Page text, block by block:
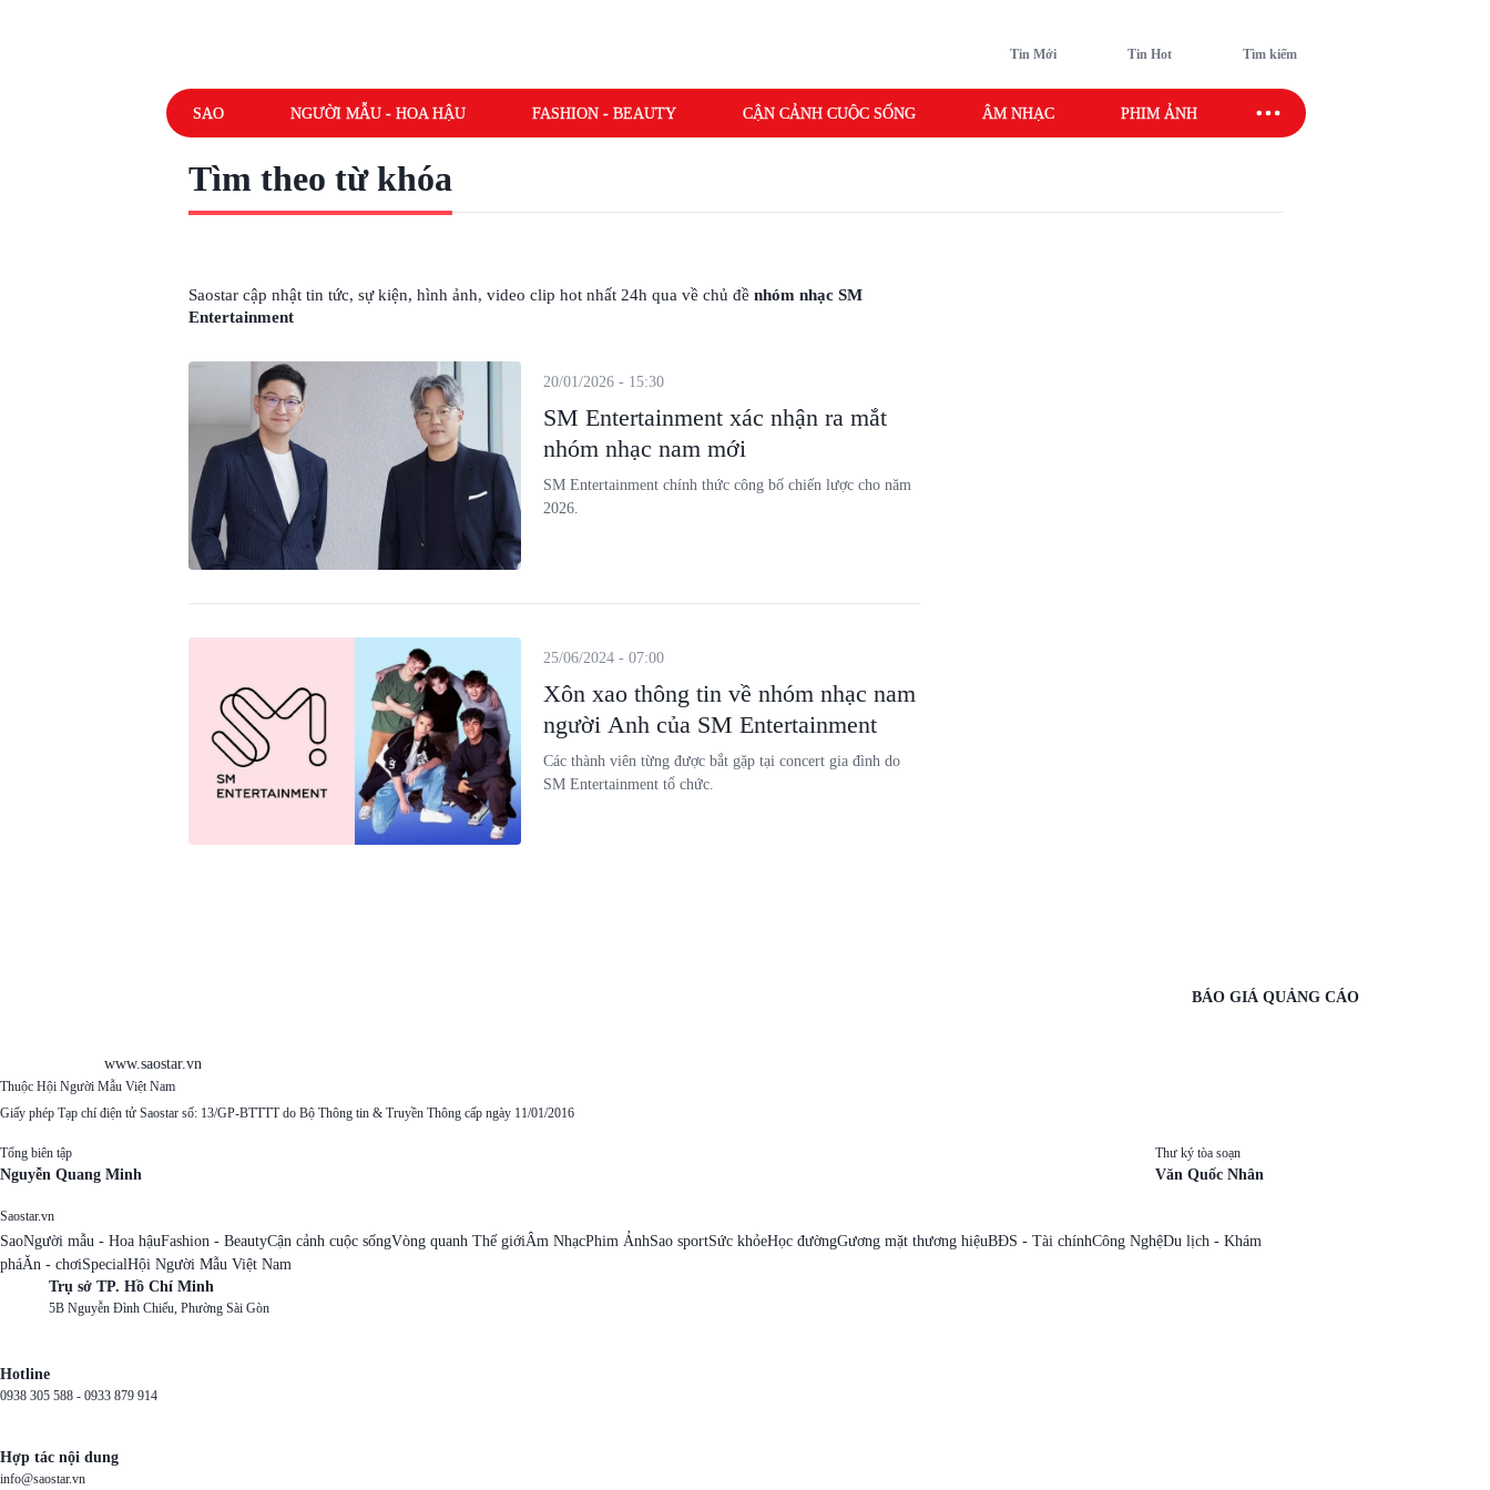
Tin Mới Tin Hot Tìm kiếm
SAO NGƯỜI MẪU - HOA HẬU FASHION - BEAUTY CẬN CẢNH CUỘC SỐNG ÂM NHẠC PHIM ẢNH SAO SPORT
Tìm theo từ khóa
Saostar cập nhật tin tức, sự kiện, hình ảnh, video clip hot nhất 24h qua về chủ đề nhóm nhạc SM
Entertainment
SM Entertainment xác nhận ra mắt
nhóm nhạc nam mới
20/01/2026 - 15:30
SM Entertainment chính thức công bố chiến lược cho năm
2026.
Xôn xao thông tin về nhóm nhạc nam
người Anh của SM Entertainment
25/06/2024 - 07:00
Các thành viên từng được bắt gặp tại concert gia đình do
SM Entertainment tổ chức.
www.saostar.vn
BÁO GIÁ QUẢNG CÁO
Thuộc Hội Người Mẫu Việt Nam
Giấy phép Tạp chí điện tử Saostar số: 13/GP-BTTTT do Bộ Thông tin & Truyền Thông cấp ngày 11/01/2016
Tổng biên tập
Nguyễn Quang Minh
Thư ký tòa soạn
Văn Quốc Nhân
Saostar.vn
SaoNgười mẫu - Hoa hậuFashion - BeautyCận cảnh cuộc sốngVòng quanh Thế giớiÂm NhạcPhim ẢnhSao sportSức khỏeHọc đườngGương mặt thương hiệuBĐS - Tài chínhCông NghệDu lịch - Khám
pháĂn - chơiSpecialHội Người Mẫu Việt Nam
Trụ sở TP. Hồ Chí Minh
5B Nguyễn Đình Chiểu, Phường Sài Gòn
Hotline
0938 305 588 - 0933 879 914
Hợp tác nội dung
info@saostar.vn